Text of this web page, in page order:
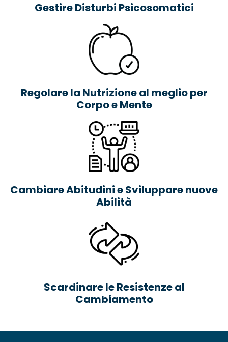
Gestire Disturbi Psicosomatici
Regolare la Nutrizione al meglio per
Corpo e Mente
Cambiare Abitudini e Sviluppare nuove
Abilità
Scardinare le Resistenze al
Cambiamento